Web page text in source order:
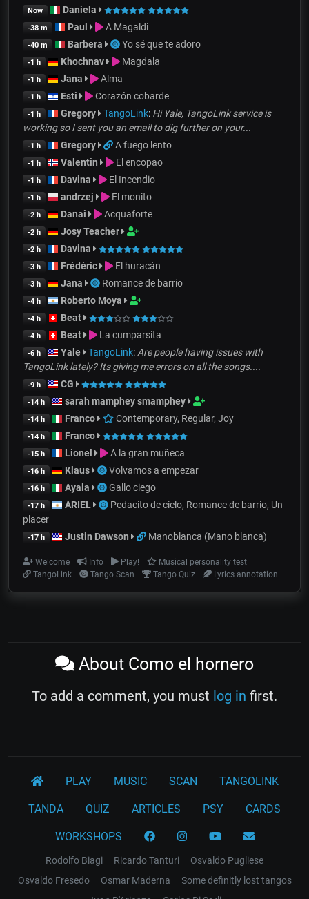
Now Daniela
-38 m Paul A Magaldi
-40 m Barbera Yo sé que te adoro
-1 h Khochnav Magdala
-1 h Jana Alma
-1 h Esti Corazón cobarde
-1 h Gregory TangoLink: Hi Yale, TangoLink service is
working so I sent you an email to dig further on your...
-1 h Gregory A fuego lento
-1 h Valentin El encopao
-1 h Davina El Incendio
-1 h andrzej El monito
-2 h Danai Acquaforte
-2 h Josy Teacher
-2 h Davina
-3 h Frédéric El huracán
-3 h Jana Romance de barrio
-4 h Roberto Moya
-4 h Beat
-4 h Beat La cumparsita
-6 h Yale TangoLink: Are people having issues with
TangoLink lately? Its giving me errors on all the songs....
-9 h CG
-14 h sarah mamphey smamphey
-14 h Franco Contemporary, Regular, Joy
-14 h Franco
-15 h Lionel A la gran muñeca
-16 h Klaus Volvamos a empezar
-16 h Ayala Gallo ciego
-17 h ARIEL
Pedacito de cielo, Romance de barrio, Un
placer
-17 h Justin Dawson Manoblanca (Mano blanca)
Welcome Info Play!
Musical personality test
TangoLink
Tango Scan Tango Quiz Lyrics annotation
About Como el hornero
To add a comment, you must log in first.
PLAY MUSIC SCAN TANGOLINK
TANDA QUIZ ARTICLES PSY CARDS
WORKSHOPS
Rodolfo Biagi Ricardo Tanturi
Osvaldo Pugliese
Osvaldo Fresedo
Osmar Maderna
Some definitly lost tangos